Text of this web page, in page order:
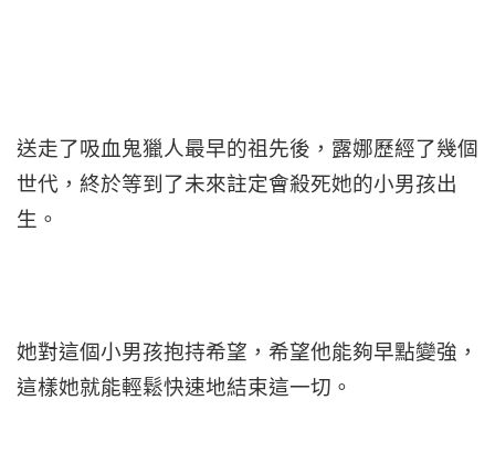
送走了吸血鬼獵人最早的祖先後，露娜歷經了幾個
世代，終於等到了未來註定會殺死她的小男孩出
生。
她對這個小男孩抱持希望，希望他能夠早點變強，
這樣她就能輕鬆快速地結束這一切。